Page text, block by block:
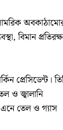
বিমান
প্রেসিডেন্ট।
ও জ্বালানি
এনে তেল ও গ্যাস